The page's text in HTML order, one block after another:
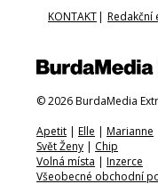
KONTAKT| Redakční
© 2026 BurdaMedia
Apetit | Elle | Marianne
Svět Ženy | Chip
Volná místa | Inzerce
Všeobecné obchodní